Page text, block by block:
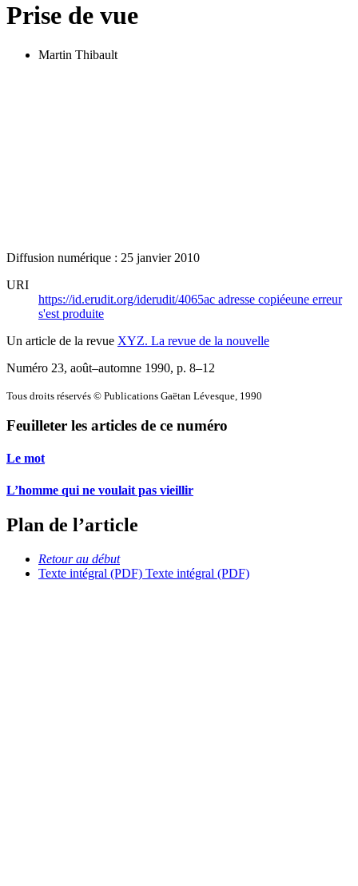
Prise de vue
Martin Thibault
Diffusion numérique : 25 janvier 2010
URI
https://id.erudit.org/iderudit/4065ac adresse copiéeune erreur
s'est produite
Un article de la revue XYZ. La revue de la nouvelle
Numéro 23, août–automne 1990, p. 8–12
Tous droits réservés © Publications Gaëtan Lévesque, 1990
Feuilleter les articles de ce numéro
Le mot
L’homme qui ne voulait pas vieillir
Plan de l’article
Retour au début
Texte intégral (PDF) Texte intégral (PDF)